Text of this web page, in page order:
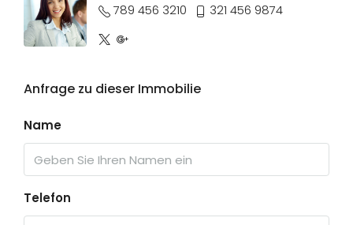
789 456 3210
321 456 9874
Anfrage zu dieser Immobilie
Name
Telefon